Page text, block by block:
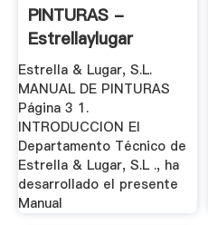
PINTURAS -
Estrellaylugar
Estrella & Lugar, S.L.
MANUAL DE PINTURAS
Página 3 1.
INTRODUCCION El
Departamento Técnico de
Estrella & Lugar, S.L ., ha
desarrollado el presente
Manual